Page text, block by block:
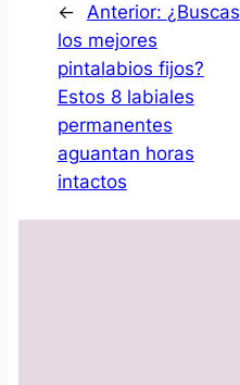
← Anterior: ¿Buscas
los mejores
pintalabios fijos?
Estos 8 labiales
permanentes
aguantan horas
intactos